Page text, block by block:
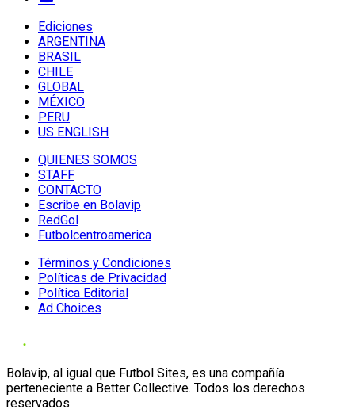
Ediciones
ARGENTINA
BRASIL
CHILE
GLOBAL
MÉXICO
PERU
US ENGLISH
QUIENES SOMOS
STAFF
CONTACTO
Escribe en Bolavip
RedGol
Futbolcentroamerica
Términos y Condiciones
Políticas de Privacidad
Política Editorial
Ad Choices
Bolavip, al igual que Futbol Sites, es una compañía
perteneciente a Better Collective. Todos los derechos
reservados